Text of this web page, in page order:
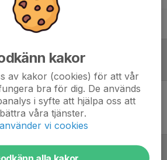
Ansvarig ledare, tränare
referat skrivet
kakor
av kakor (cookies) för att vår
bra för dig. De används
i syfte att hjälpa oss att
våra tjänster.
vi cookies